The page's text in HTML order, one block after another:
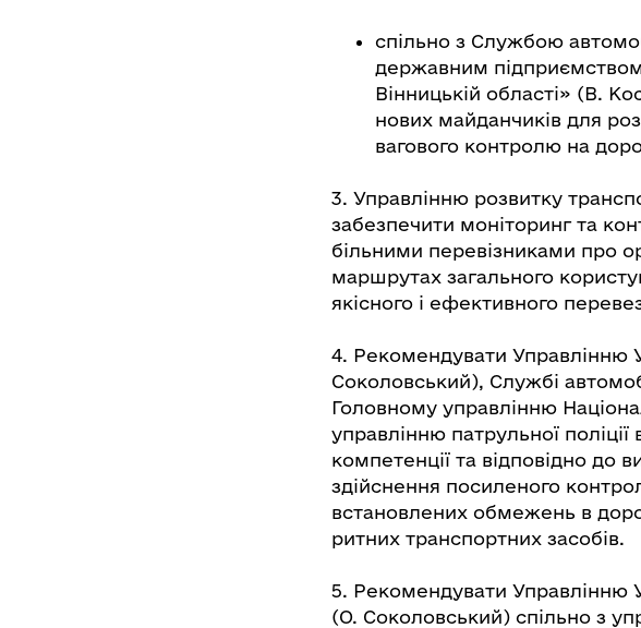
спільно з Службою
державним
Вінницькій області» (В.
нових майданчиків для
вагового контролю на
3. Управлінню розвитку
забезпечити моніторинг та
більними перевізниками про
маршрутах загального
якісного і ефективного
4. Рекомендувати Управлінню
Соколовський), Службі
Головному управлінню
управлінню патрульної
компетенції та відповідно до
здійснення посиленого
встановлених обмежень в
ритних транспортних засобів.
5. Рекомендувати Управлінню
(О. Соколовський) спільно з